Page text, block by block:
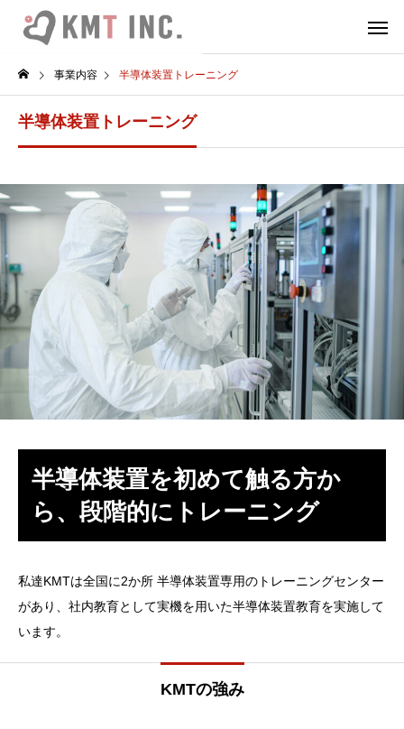
事業内容 半導体装置トレーニング
半導体装置トレーニング
半導体装置を初めて触る方か
ら、段階的にトレーニング
私達KMTは全国に2か所 半導体装置専用のトレーニングセンター
があり、社内教育として実機を用いた半導体装置教育を実施して
います。
KMTの強み